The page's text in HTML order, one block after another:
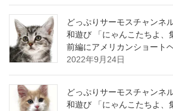
どっぷりサーモスチャンネ
和遊び 「にゃんこたちよ、
前編にアメリカンショート
2022年9月24日
どっぷりサーモスチャンネ
和遊び 「にゃんこたちよ、